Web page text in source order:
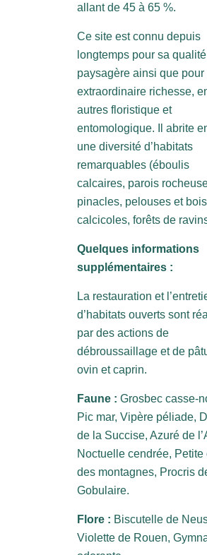
allant de 45 à 65 %.
Ce site est connu depuis
longtemps pour sa qualité
paysagère ainsi que pour
extraordinaire richesse,
autres floristique et
entomologique. Il abrite
une diversité d’habitats
remarquables (éboulis
calcaires, parois
pinacles, pelouses et bois
calcicoles, forêts de
Quelques informations
supplémentaires :
La restauration et
d’habitats ouverts sont
par des actions de
débroussaillage et de
ovin et caprin.
Faune : Grosbec casse-
Pic mar, Vipère péliade,
de la Succise, Azuré de
Noctuelle cendrée, Petite
des montagnes, Procris
Gobulaire.
Flore : Biscutelle de
Violette de Rouen,